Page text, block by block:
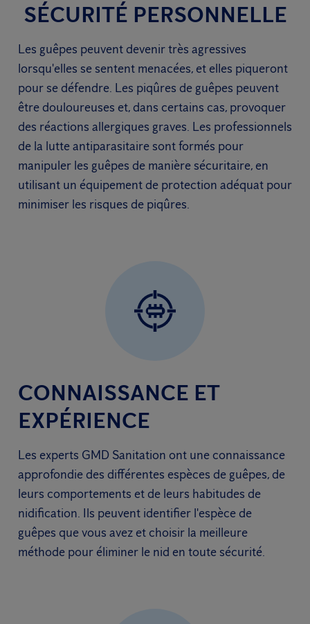
SÉCURITÉ PERSONNELLE
Les guêpes peuvent devenir très agressives
lorsqu'elles se sentent menacées, et elles piqueront
pour se défendre. Les piqûres de guêpes peuvent
être douloureuses et, dans certains cas, provoquer
des réactions allergiques graves. Les professionnels
de la lutte antiparasitaire sont formés pour
manipuler les guêpes de manière sécuritaire, en
utilisant un équipement de protection adéquat pour
minimiser les risques de piqûres.
CONNAISSANCE ET
EXPÉRIENCE
Les experts GMD Sanitation ont une connaissance
approfondie des différentes espèces de guêpes, de
leurs comportements et de leurs habitudes de
nidification. Ils peuvent identifier l'espèce de
guêpes que vous avez et choisir la meilleure
méthode pour éliminer le nid en toute sécurité.